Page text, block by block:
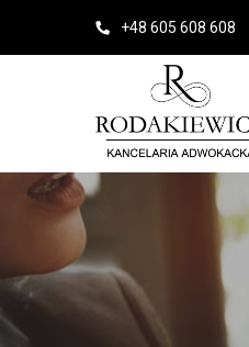
+48 605 608 608